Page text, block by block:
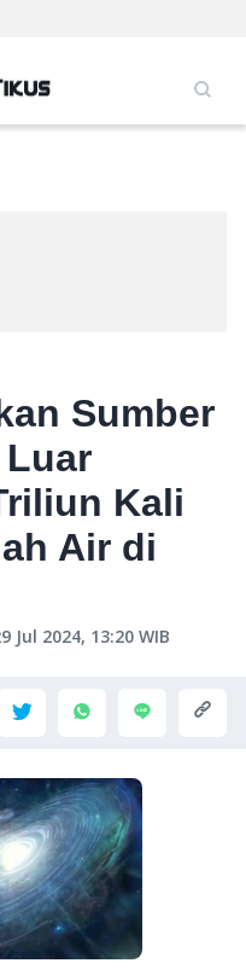
Sumber
Kali
Air di
Jul 2024, 13:20 WIB